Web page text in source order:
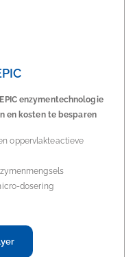
enzymentechnologie
en kosten te besparen
oppervlakteactieve
dosering